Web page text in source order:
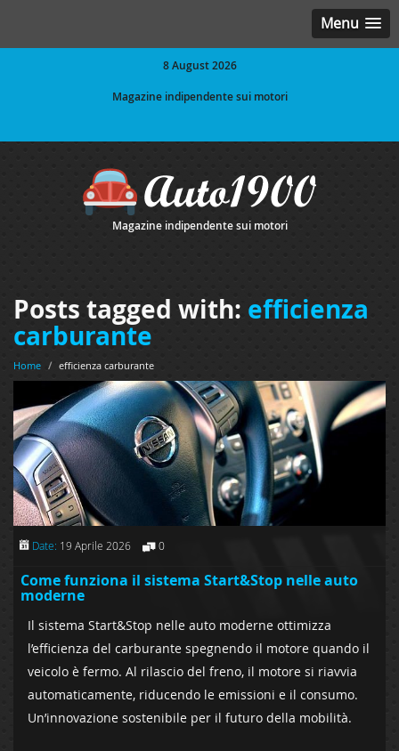
Menu
8 August 2026
Magazine indipendente sui motori
Magazine indipendente sui motori
Posts tagged with: efficienza
carburante
Home / efficienza carburante
Date: 19 Aprile 2026 0
Come funziona il sistema Start&Stop nelle auto
moderne
Il sistema Start&Stop nelle auto moderne ottimizza
l’efficienza del carburante spegnendo il motore quando il
veicolo è fermo. Al rilascio del freno, il motore si riavvia
automaticamente, riducendo le emissioni e il consumo.
Un’innovazione sostenibile per il futuro della mobilità.